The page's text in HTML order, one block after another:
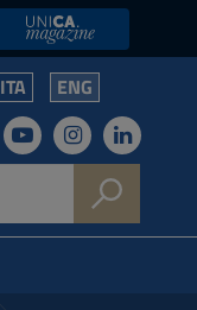
UniCA News
ITA ENG